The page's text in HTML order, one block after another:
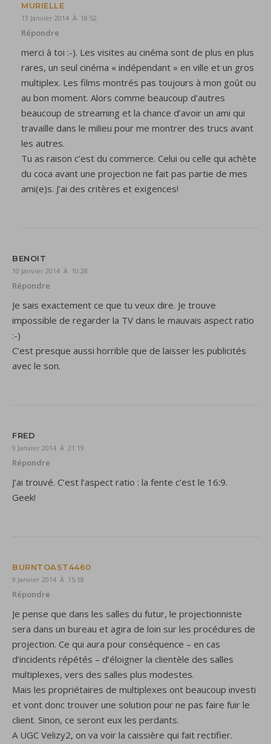
MURIELLE
13 Janvier 2014 À 18:52
Répondre
merci à toi :-). Les visites au cinéma sont de plus en plus
rares, un seul cinéma « indépendant » en ville et un gros
multiplex. Les films montrés pas toujours à mon goût ou
au bon moment. Alors comme beaucoup d’autres
beaucoup de streaming et la chance d’avoir un ami qui
travaille dans le milieu pour me montrer des trucs avant
les autres.
Tu as raison c’est du commerce. Celui ou celle qui achète
du coca avant une projection ne fait pas partie de mes
ami(e)s. J’ai des critères et exigences!
BENOIT
10 Janvier 2014 À 10:28
Répondre
Je sais exactement ce que tu veux dire. Je trouve
impossible de regarder la TV dans le mauvais aspect ratio
:-)
C’est presque aussi horrible que de laisser les publicités
avec le son.
FRED
9 Janvier 2014 À 21:19
Répondre
J’ai trouvé. C’est l’aspect ratio : la fente c’est le 16:9.
Geek!
BURNTOAST4460
9 Janvier 2014 À 15:18
Répondre
Je pense que dans les salles du futur, le projectionniste
sera dans un bureau et agira de loin sur les procédures de
projection. Ce qui aura pour conséquence – en cas
d’incidents répétés – d’éloigner la clientèle des salles
multiplexes, vers des salles plus modestes.
Mais les propriétaires de multiplexes ont beaucoup investi
et vont donc trouver une solution pour ne pas faire fuir le
client. Sinon, ce seront eux les perdants.
A UGC Velizy2, on va voir la caissière qui fait rectifier.